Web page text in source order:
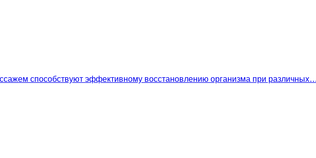
способствуют эффективному восстановлению организма при